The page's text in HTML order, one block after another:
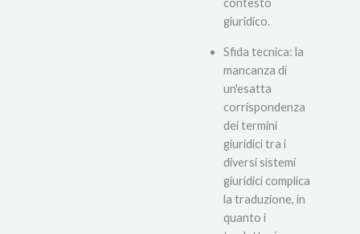
contesto
giuridico.
Sfida tecnica: la
mancanza di
un'esatta
corrispondenza
dei termini
giuridici tra i
diversi sistemi
giuridici complica
la traduzione, in
quanto i